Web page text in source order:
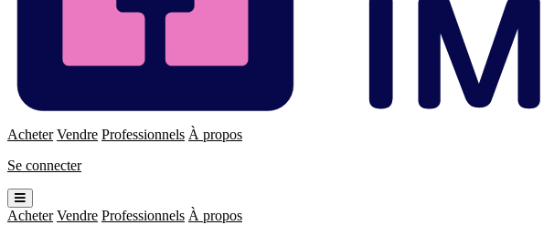
Acheter Vendre Professionnels À propos
Se connecter
Ouvrir
le
Acheter Vendre Professionnels À propos